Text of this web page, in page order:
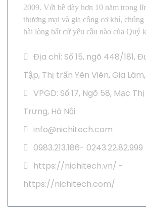
2009. Với bề dày hơn 10 năm trong
thương mại và gia công cơ khí, chúng
hài lòng bất cứ yêu cầu nào của Quý
Địa chỉ: Số 15, ngõ 448/181,
Tập, Thị trấn Yên Viên, Gia
VPGD: Số 17, Ngõ 58, Mạc
Trưng, Hà Nội
info@nichitech.com
0983.213.186- 0243.22.82.999
https://nichitech.vn/ -
https://nichitech.com/